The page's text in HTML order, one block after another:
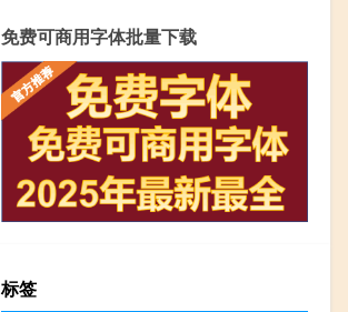
免费可商用字体批量下载
标签